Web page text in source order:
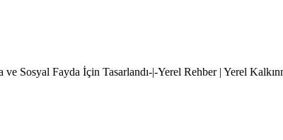
Sosyal Fayda İçin Tasarlandı-|-Yerel Rehber | Yerel